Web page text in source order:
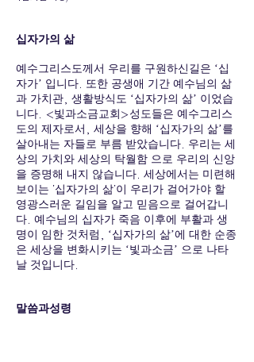
십자가의 삶
예수그리스도께서 우리를 구원하신길은 ‘십
자가’ 입니다. 또한 공생애 기간 예수님의 삶
과 가치관, 생활방식도 ‘십자가의 삶’ 이었습
니다. <빛과소금교회>성도들은 예수그리스
도의 제자로서, 세상을 향해 ‘십자가의 삶’를
살아내는 자들로 부름 받았습니다. 우리는 세
상의 가치와 세상의 탁월함 으로 우리의 신앙
을 증명해 내지 않습니다. 세상에서는 미련해
보이는 '십자가의 삶'이 우리가 걸어가야 할
영광스러운 길임을 알고 믿음으로 걸어갑니
다. 예수님의 십자가 죽음 이후에 부활과 생
명이 임한 것처럼, ‘십자가의 삶’에 대한 순종
은 세상을 변화시키는 ‘빛과소금’ 으로 나타
날 것입니다.
말씀과성령